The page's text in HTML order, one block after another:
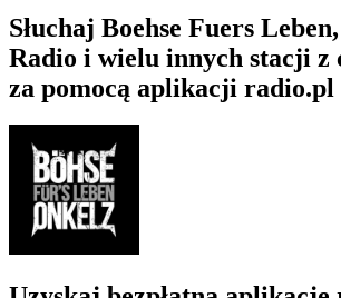
Słuchaj Boehse Fuers
Radio i wielu innych stacji z
za pomocą aplikacji radio.pl